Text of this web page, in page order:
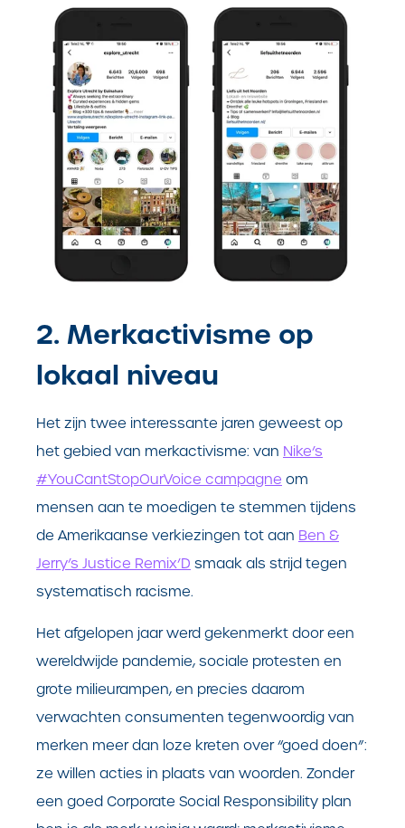
2. Merkactivisme op
lokaal niveau
Het zijn twee interessante jaren geweest op
het gebied van merkactivisme: van Nike’s
#YouCantStopOurVoice campagne om
mensen aan te moedigen te stemmen tijdens
de Amerikaanse verkiezingen tot aan Ben &
Jerry’s Justice Remix’D smaak als strijd tegen
systematisch racisme.
Het afgelopen jaar werd gekenmerkt door een
wereldwijde pandemie, sociale protesten en
grote milieurampen, en precies daarom
verwachten consumenten tegenwoordig van
merken meer dan loze kreten over “goed doen”:
ze willen acties in plaats van woorden. Zonder
een goed Corporate Social Responsibility plan